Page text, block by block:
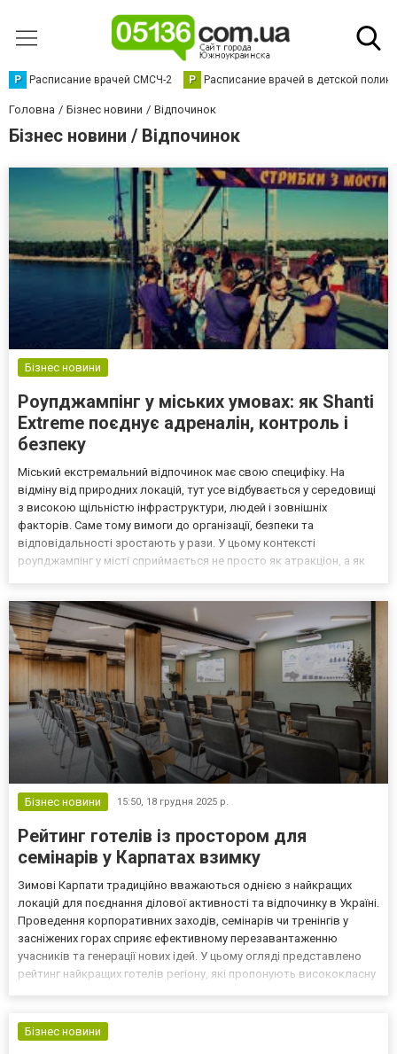
Р Расписание врачей СМСЧ-2 Р Расписание врачей в детской
Головна Бізнес новини Відпочинок
Бізнес новини / Відпочинок
Бізнес новини
Роупджампінг у міських умовах: як Shanti
Extreme поєднує адреналін, контроль і
безпеку
Міський екстремальний відпочинок має свою специфіку. На
відміну від природних локацій, тут усе відбувається у середовищі
з високою щільністю інфраструктури, людей і зовнішніх
факторів. Саме тому вимоги до організації, безпеки та
відповідальності зростають у рази. У цьому контексті
роупджампінг у місті сприймається не просто як атракціон, а як
Бізнес новини 15:50, 18 грудня 2025 р.
Рейтинг готелів із простором для
семінарів у Карпатах взимку
Зимові Карпати традиційно вважаються однією з найкращих
локацій для поєднання ділової активності та відпочинку в Україні.
Проведення корпоративних заходів, семінарів чи тренінгів у
засніжених горах сприяє ефективному перезавантаженню
учасників та генерації нових ідей. У цьому огляді представлено
рейтинг найкращих готелів регіону, які пропонують висококласну
Бізнес новини